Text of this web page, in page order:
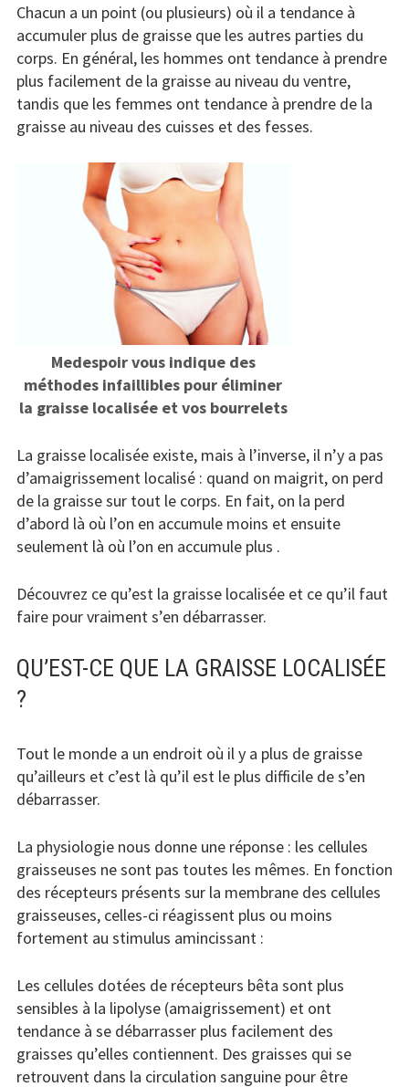
Chacun a un point (ou plusieurs) où il a tendance à
accumuler plus de graisse que les autres parties du
corps. En général, les hommes ont tendance à prendre
plus facilement de la graisse au niveau du ventre,
tandis que les femmes ont tendance à prendre de la
graisse au niveau des cuisses et des fesses.
Medespoir vous indique des
méthodes infaillibles pour éliminer
la graisse localisée et vos bourrelets
La graisse localisée existe, mais à l’inverse, il n’y a pas
d’amaigrissement localisé : quand on maigrit, on perd
de la graisse sur tout le corps. En fait, on la perd
d’abord là où l’on en accumule moins et ensuite
seulement là où l’on en accumule plus .
Découvrez ce qu’est la graisse localisée et ce qu’il faut
faire pour vraiment s’en débarrasser.
QU’EST-CE QUE LA GRAISSE LOCALISÉE
?
Tout le monde a un endroit où il y a plus de graisse
qu’ailleurs et c’est là qu’il est le plus difficile de s’en
débarrasser.
La physiologie nous donne une réponse : les cellules
graisseuses ne sont pas toutes les mêmes. En fonction
des récepteurs présents sur la membrane des cellules
graisseuses, celles-ci réagissent plus ou moins
fortement au stimulus amincissant :
Les cellules dotées de récepteurs bêta sont plus
sensibles à la lipolyse (amaigrissement) et ont
tendance à se débarrasser plus facilement des
graisses qu’elles contiennent. Des graisses qui se
retrouvent dans la circulation sanguine pour être